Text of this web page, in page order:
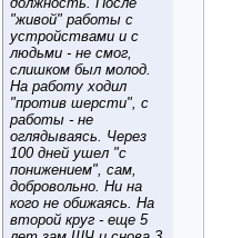
"живой" работы с
устройствами и с
людьми - не смог,
слишком был молод.
На работу ходил
"против шерсти", с
работы - не
оглядываясь. Через
100 дней ушел "с
понижением", сам,
добровольно. Ни на
кого не обижаясь. На
второй круг - еще 5